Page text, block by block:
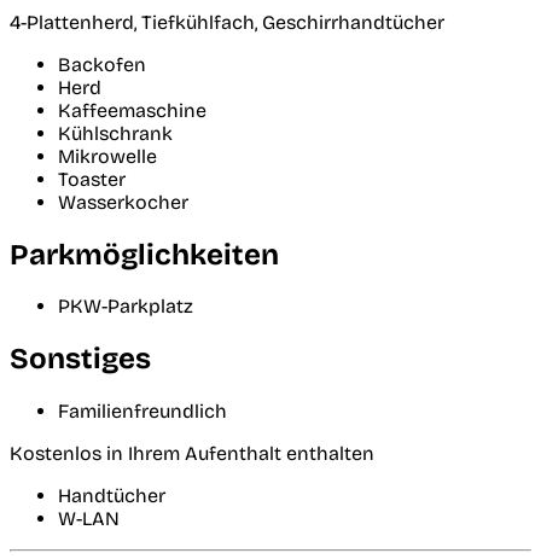
4-Plattenherd, Tiefkühlfach, Geschirrhandtücher
Backofen
Herd
Kaffeemaschine
Kühlschrank
Mikrowelle
Toaster
Wasserkocher
Parkmöglichkeiten
PKW-Parkplatz
Sonstiges
Familienfreundlich
Kostenlos in Ihrem Aufenthalt enthalten
Handtücher
W-LAN